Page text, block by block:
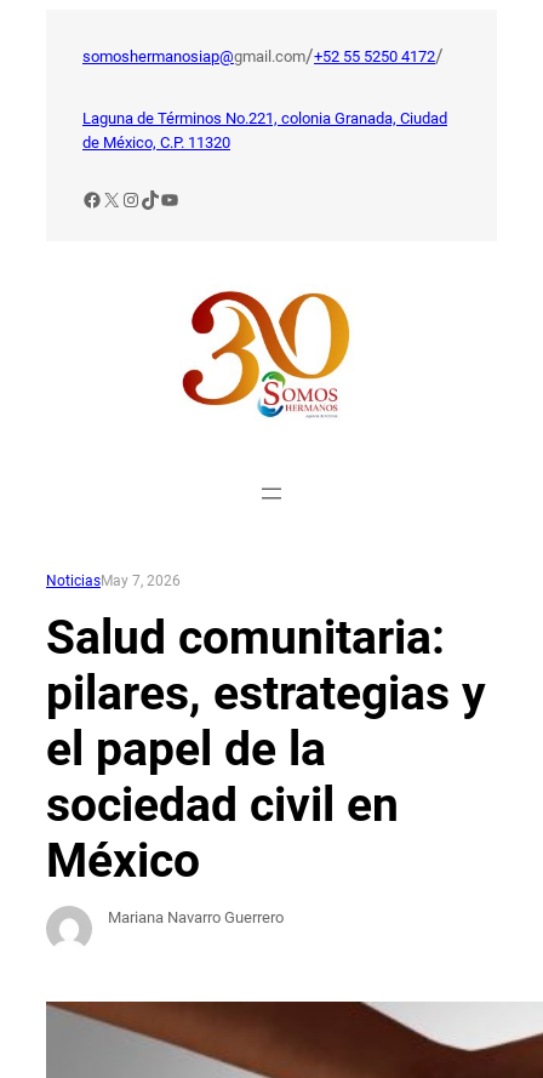
somoshermanosiap@gmail.com/+52 55 5250 4172/
Laguna de Términos No.221, colonia Granada, Ciudad
de México, C.P. 11320
Facebook
X Instagram
TikTok
YouTube
NoticiasMay 7, 2026
Salud comunitaria:
pilares, estrategias y
el papel de la
sociedad civil en
México
Mariana Navarro Guerrero